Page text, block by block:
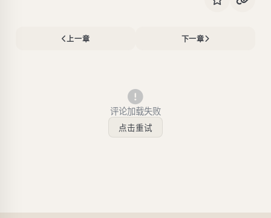
上一章 下一章
评论加载失败
点击重试